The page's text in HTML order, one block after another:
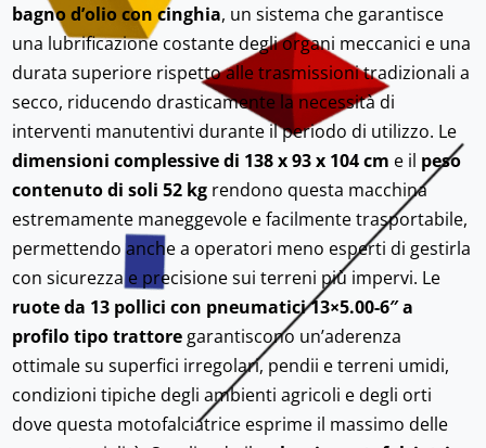
bagno d’olio con cinghia, un sistema che garantisce
una lubrificazione costante degli organi meccanici e una
durata superiore rispetto alle trasmissioni tradizionali a
secco, riducendo drasticamente la necessità di
interventi manutentivi durante il periodo di utilizzo. Le
dimensioni complessive di 138 x 93 x 104 cm e il peso
contenuto di soli 52 kg rendono questa macchina
estremamente maneggevole e facilmente trasportabile,
permettendo anche a operatori meno esperti di gestirla
con sicurezza e precisione sui terreni più impervi. Le
ruote da 13 pollici con pneumatici 13×5.00-6″ a
profilo tipo trattore garantiscono un’aderenza
ottimale su superfici irregolari, pendii e terreni umidi,
condizioni tipiche degli ambienti agricoli e degli orti
dove questa motofalciatrice esprime il massimo delle